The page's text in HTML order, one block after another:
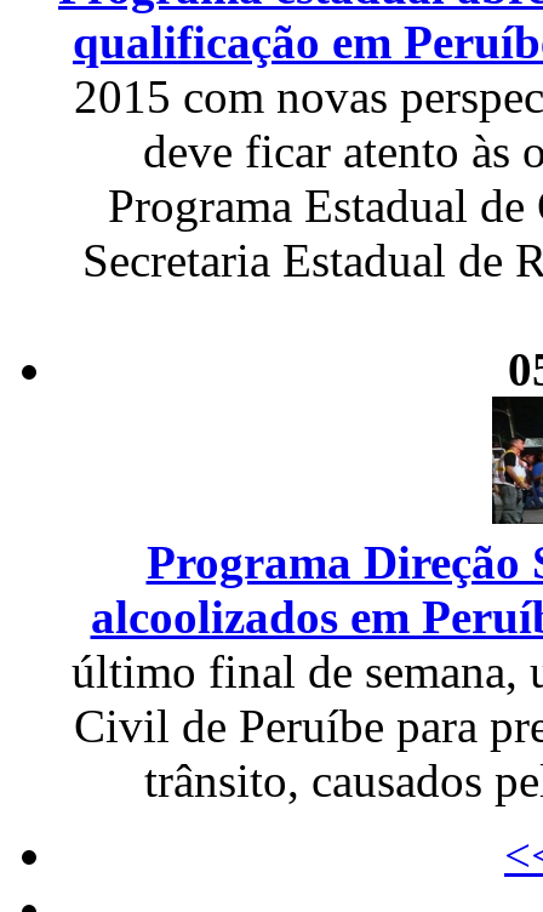
qualificação em
2015 com novas
deve ficar atento às
Programa Estadual
Secretaria Estadual de
Programa Direção
alcoolizados em
último final de semana,
Civil de Peruíbe para
trânsito, causados